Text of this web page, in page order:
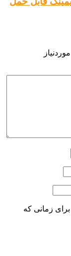
زمانی که